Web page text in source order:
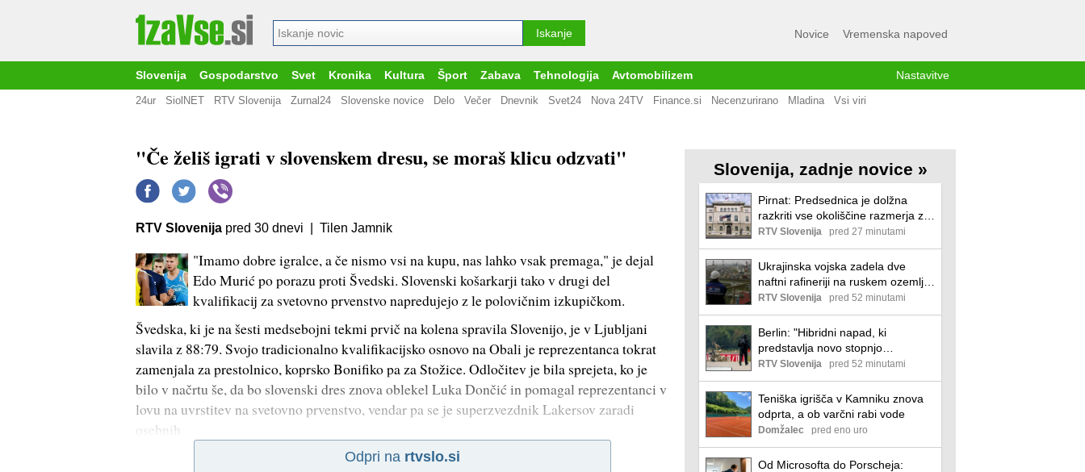
Novice Vremenska napoved
Slovenija Gospodarstvo Svet Kronika Kultura Šport Zabava Tehnologija Avtomobilizem Nastavitve
24ur SiolNET RTV Slovenija Zurnal24 Slovenske novice Delo Večer Dnevnik Svet24 Nova 24TV Finance.si Necenzurirano Mladina Vsi viri
"Če želiš igrati v slovenskem dresu, se moraš klicu odzvati"
RTV Slovenija pred 30 dnevi | Tilen Jamnik
"Imamo dobre igralce, a če nismo vsi na kupu, nas lahko vsak premaga," je dejal
Edo Murić po porazu proti Švedski. Slovenski košarkarji tako v drugi del
kvalifikacij za svetovno prvenstvo napredujejo z le polovičnim izkupičkom.
Švedska, ki je na šesti medsebojni tekmi prvič na kolena spravila Slovenijo, je v Ljubljani
slavila z 88:79. Svojo tradicionalno kvalifikacijsko osnovo na Obali je reprezentanca tokrat
zamenjala za prestolnico, koprsko Bonifiko pa za Stožice. Odločitev je bila sprejeta, ko je
bilo v načrtu še, da bo slovenski dres znova oblekel Luka Dončić in pomagal reprezentanci v
lovu na uvrstitev na svetovno prvenstvo, vendar pa se je superzvezdnik Lakersov zaradi
osebnih
Odpri na rtvslo.si
Slovenija, zadnje novice »
Pirnat: Predsednica je dolžna
razkriti vse okoliščine razmerja z
rusko državljanko
RTV Slovenija pred 27 minutami
Ukrajinska vojska zadela dve
naftni rafineriji na ruskem ozemlju.
Zelenski na obisk k Vučiću.
RTV Slovenija pred 52 minutami
Berlin: "Hibridni napad, ki
predstavlja novo stopnjo
nevarnosti". Primer prevzelo
zvezno tožilstvo.
RTV Slovenija pred 52 minutami
Teniška igrišča v Kamniku znova
odprta, a ob varčni rabi vode
Domžalec pred eno uro
Od Microsofta do Porscheja: